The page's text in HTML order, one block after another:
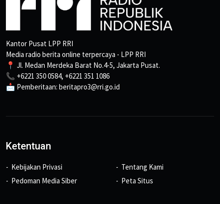
Kantor Pusat LPP RRI
Media radio berita online terpercaya - LPP RRI
📍 Jl. Medan Merdeka Barat No.4-5, Jakarta Pusat.
📞 +6221 350 0584, +6221 351 1086
📩 Pemberitaan: beritapro3@rri.go.id
Ketentuan
Kebijakan Privasi
Pedoman Media Siber
Tentang Kami
Peta Situs